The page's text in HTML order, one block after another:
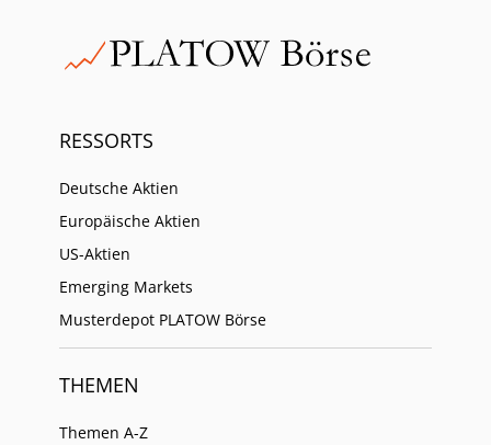
RESSORTS
Deutsche Aktien
Europäische Aktien
US-Aktien
Emerging Markets
Musterdepot PLATOW Börse
THEMEN
Themen A-Z